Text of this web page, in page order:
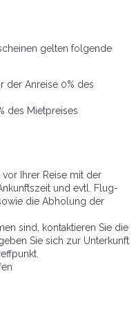
gelten folgende
der Anreise 0% des
des Mietpreises
Ihrer Reise mit der
und evtl. Flug-
die Abholung der
sind, kontaktieren Sie die
Sie sich zur Unterkunft